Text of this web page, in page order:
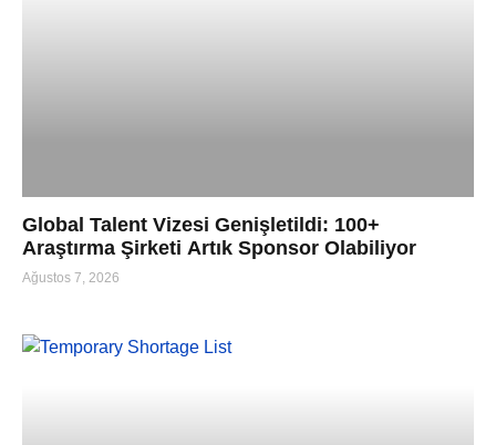
Global Talent Vizesi Genişletildi: 100+
Araştırma Şirketi Artık Sponsor Olabiliyor
Ağustos 7, 2026